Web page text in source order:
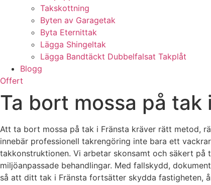
Takskottning
Byten av Garagetak
Byta Eternittak
Lägga Shingeltak
Lägga Bandtäckt Dubbelfalsat Takplåt
Blogg
Offert
Ta bort mossa på tak
Att ta bort mossa på tak i Fränsta kräver rätt metod,
innebär professionell takrengöring inte bara ett
takkonstruktionen. Vi arbetar skonsamt och säkert
miljöanpassade behandlingar. Med fallskydd,
så att ditt tak i Fränsta fortsätter skydda fastigheten,